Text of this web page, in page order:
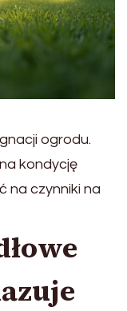
ogrodu.
kondycję
na czynniki na